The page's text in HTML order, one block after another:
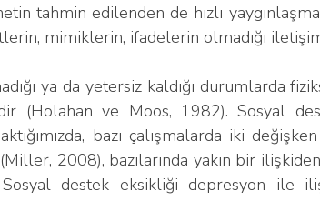
tahmin edilenden de hızlı
mimiklerin, ifadelerin olmadığı
(Holahan ve Moos, 1982). Sosyal
bazı çalışmalarda iki
2008), bazılarında yakın bir
destek eksikliği depresyon ile